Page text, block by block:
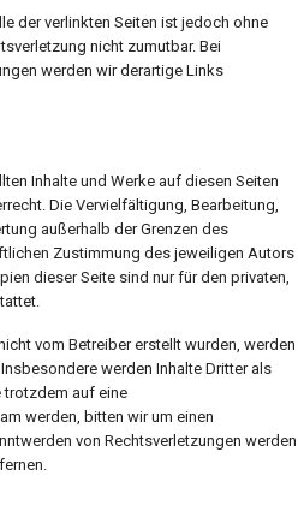
der verlinkten Seiten ist jedoch ohne
nicht zumutbar. Bei
werden wir derartige Links
Inhalte und Werke auf diesen Seiten
Die Vervielfältigung, Bearbeitung,
außerhalb der Grenzen des
Zustimmung des jeweiligen Autors
dieser Seite sind nur für den privaten,
vom Betreiber erstellt wurden, werden
werden Inhalte Dritter als
trotzdem auf eine
werden, bitten wir um einen
von Rechtsverletzungen werden